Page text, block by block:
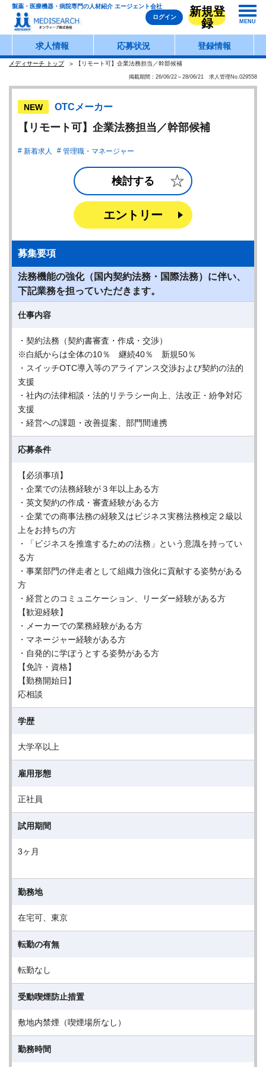
製薬・医療機器・病院専門の人材紹介 エージェント会社
ログイン
新規登
録
MENU
求人情報 応募状況 登録情報
メディサーチ トップ 【リモート可】企業法務担当／幹部候補
掲載期間：26/06/22～28/06/21 求人管理No.029558
NEW OTCメーカー
【リモート可】企業法務担当／幹部候補
新着求人 管理職・マネージャー
検討する
エントリー
募集要項
法務機能の強化（国内契約法務・国際法務）に伴い、
下記業務を担っていただきます。
仕事内容
・契約法務（契約書審査・作成・交渉）
※白紙からは全体の10％ 継続40％ 新規50％
・スイッチOTC導入等のアライアンス交渉および契約の法的
支援
・社内の法律相談・法的リテラシー向上、法改正・紛争対応
支援
・経営への課題・改善提案、部門間連携
応募条件
【必須事項】
・企業での法務経験が３年以上ある方
・英文契約の作成・審査経験がある方
・企業での商事法務の経験又はビジネス実務法務検定２級以
上をお持ちの方
・「ビジネスを推進するための法務」という意識を持ってい
る方
・事業部門の伴走者として組織力強化に貢献する姿勢がある
方
・経営とのコミュニケーション、リーダー経験がある方
【歓迎経験】
・メーカーでの業務経験がある方
・マネージャー経験がある方
・自発的に学ぼうとする姿勢がある方
【免許・資格】
【勤務開始日】
応相談
学歴
大学卒以上
雇用形態
正社員
試用期間
3ヶ月
勤務地
在宅可、東京
転勤の有無
転勤なし
受動喫煙防止措置
敷地内禁煙（喫煙場所なし）
勤務時間